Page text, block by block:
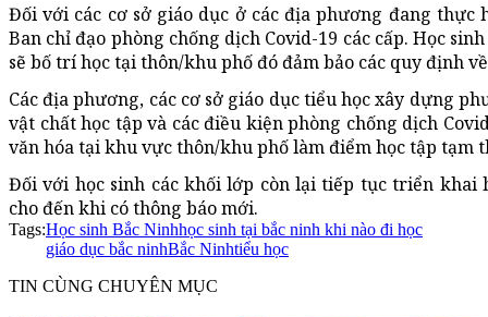
Đối với các cơ sở giáo dục ở các địa phương đang thực
Ban chỉ đạo phòng chống dịch Covid-19 các cấp. Học
sẽ bố trí học tại thôn/khu phố đó đảm bảo các quy định
Các địa phương, các cơ sở giáo dục tiểu học xây dựng
vật chất học tập và các điều kiện phòng chống dịch
văn hóa tại khu vực thôn/khu phố làm điểm học tập tạm
Đối với học sinh các khối lớp còn lại tiếp tục triển khai
cho đến khi có thông báo mới.
Tags:Học sinh Bắc Ninhhọc sinh tại bắc ninh khi nào đi học
giáo dục bắc ninhBắc Ninhtiểu học
TIN CÙNG CHUYÊN MỤC